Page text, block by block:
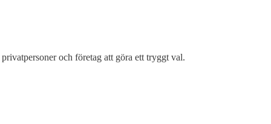
och företag att göra ett tryggt val.